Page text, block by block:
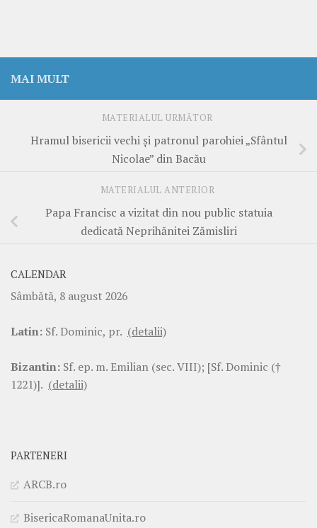
MAI MULT
MATERIALUL URMĂTOR
Hramul bisericii vechi și patronul parohiei „Sfântul
Nicolae” din Bacău
MATERIALUL ANTERIOR
Papa Francisc a vizitat din nou public statuia
dedicată Neprihănitei Zămisliri
CALENDAR
Sâmbătă, 8 august 2026
Latin: Sf. Dominic, pr. (detalii)
Bizantin: Sf. ep. m. Emilian (sec. VIII); [Sf. Dominic (†
1221)]. (detalii)
PARTENERI
ARCB.ro
BisericaRomanaUnita.ro